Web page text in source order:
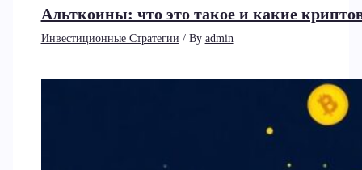
Альткоины: что это такое и какие
Инвестиционные Стратегии / By admin